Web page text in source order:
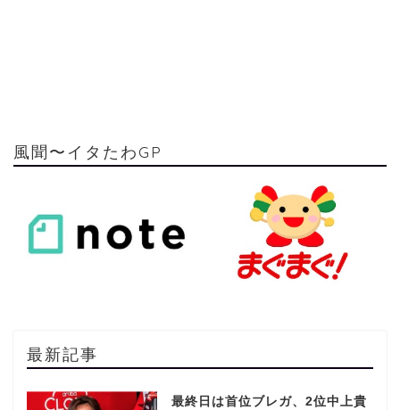
風聞〜イタたわGP
最新記事
最終日は首位ブレガ、2位中上貴